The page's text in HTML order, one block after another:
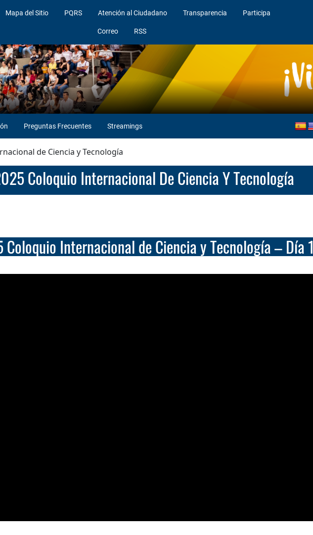
Mapa del Sitio PQRS Atención al Ciudadano Transparencia Participa
Correo RSS
Preguntas Frecuentes Streamings
de Ciencia y Tecnología
2025 Coloquio Internacional De Ciencia Y Tecnología
Coloquio Internacional de Ciencia y Tecnología – Día 1